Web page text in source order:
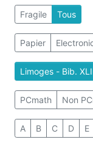
Fragile Tous
Papier
Limoges - Bib.
PCmath Non
A B C D E